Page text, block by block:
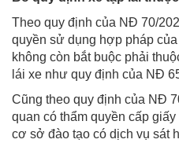
Theo quy định của NĐ 70/
quyền sử dụng hợp pháp
không còn bắt buộc phải
lái xe như quy định của NĐ
Cũng theo quy định của NĐ
quan có thẩm quyền cấp
cơ sở đào tạo có dịch vụ sát